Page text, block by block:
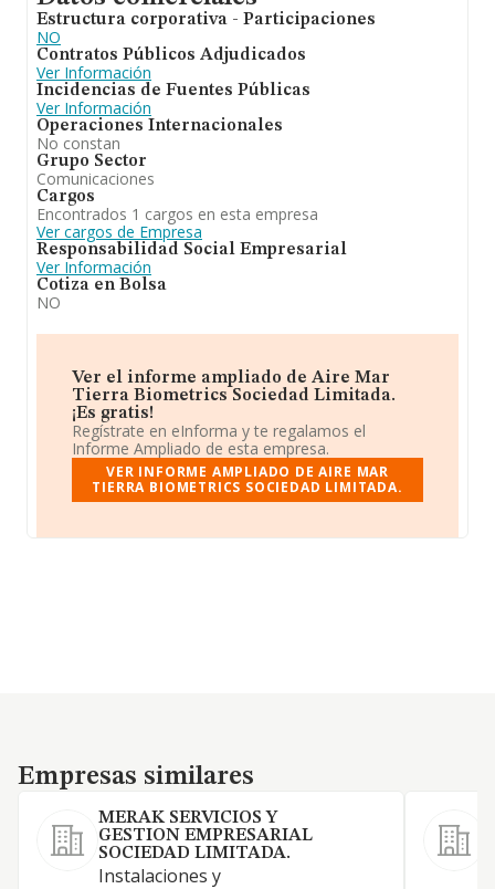
Estructura corporativa - Participaciones
NO
Contratos Públicos Adjudicados
Ver Información
Incidencias de Fuentes Públicas
Ver Información
Operaciones Internacionales
No constan
Grupo Sector
Comunicaciones
Cargos
Encontrados 1 cargos en esta empresa
Ver cargos de Empresa
Responsabilidad Social Empresarial
Ver Información
Cotiza en Bolsa
NO
Ver el informe ampliado de Aire Mar
Tierra Biometrics Sociedad Limitada.
¡Es gratis!
Regístrate en eInforma y te regalamos el
Informe Ampliado de esta empresa.
VER INFORME AMPLIADO DE AIRE MAR
TIERRA BIOMETRICS SOCIEDAD LIMITADA.
Empresas similares
Empresas similares
MERAK SERVICIOS Y
GESTION EMPRESARIAL
SOCIEDAD LIMITADA.
Instalaciones y